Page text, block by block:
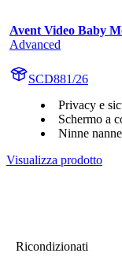
Avent Video Baby
Advanced
SCD881/26
Privacy e
Schermo a
Ninne
Visualizza prodotto
Ricondizionati